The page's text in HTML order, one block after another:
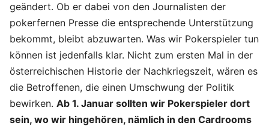
geändert. Ob er dabei von den Journalisten der
pokerfernen Presse die entsprechende Unterstützung
bekommt, bleibt abzuwarten. Was wir Pokerspieler tun
können ist jedenfalls klar. Nicht zum ersten Mal in der
österreichischen Historie der Nachkriegszeit, wären es
die Betroffenen, die einen Umschwung der Politik
bewirken. Ab 1. Januar sollten wir Pokerspieler dort
sein, wo wir hingehören, nämlich in den Cardrooms